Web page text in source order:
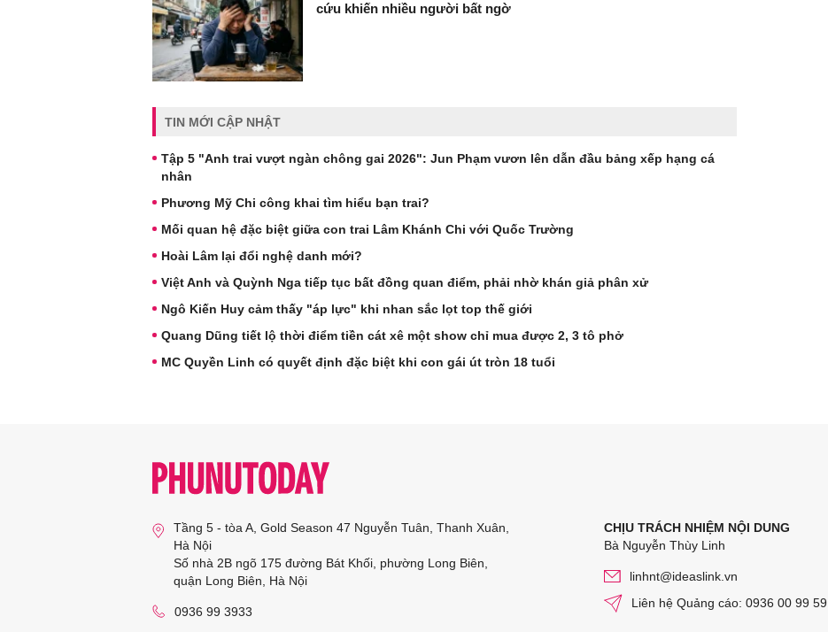
cứu khiến nhiều người bất ngờ
TIN MỚI CẬP NHẬT
Tập 5 "Anh trai vượt ngàn chông gai 2026": Jun Phạm vươn lên dẫn đầu bảng xếp hạng cá
nhân
Phương Mỹ Chi công khai tìm hiểu bạn trai?
Mối quan hệ đặc biệt giữa con trai Lâm Khánh Chi với Quốc Trường
Hoài Lâm lại đổi nghệ danh mới?
Việt Anh và Quỳnh Nga tiếp tục bất đồng quan điểm, phải nhờ khán giả phân xử
Ngô Kiến Huy cảm thấy "áp lực" khi nhan sắc lọt top thế giới
Quang Dũng tiết lộ thời điểm tiền cát xê một show chỉ mua được 2, 3 tô phở
MC Quyền Linh có quyết định đặc biệt khi con gái út tròn 18 tuổi
Tầng 5 - tòa A, Gold Season 47 Nguyễn Tuân, Thanh Xuân,
Hà Nội
Số nhà 2B ngõ 175 đường Bát Khối, phường Long Biên,
quận Long Biên, Hà Nội
0936 99 3933
CHỊU TRÁCH NHIỆM NỘI DUNG
Bà Nguyễn Thùy Linh
linhnt@ideaslink.vn
Liên hệ Quảng cáo: 0936 00 99 59